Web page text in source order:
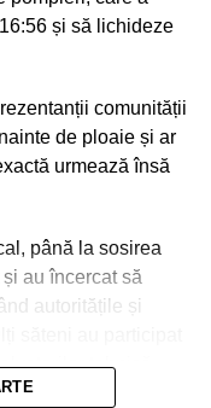
și să lichideze
comunității
de ploaie și ar
urmează însă
până la sosirea
au încercat să
autoritățile și
tehnică
incendiului.